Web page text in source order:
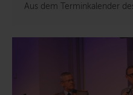
Aus dem Terminkalender